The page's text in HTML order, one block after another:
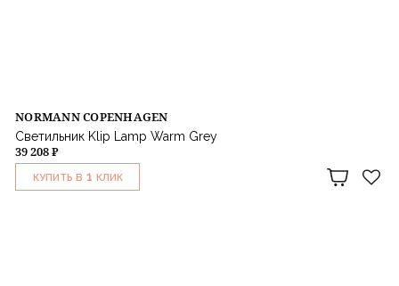
NORMANN COPENHAGEN
Светильник Klip Lamp Warm Grey
39 208 ₽
КУПИТЬ В 1 КЛИК